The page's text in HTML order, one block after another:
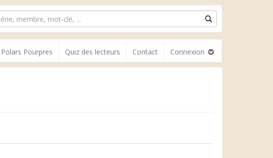
Pourpres Quiz des lecteurs Contact Connexion